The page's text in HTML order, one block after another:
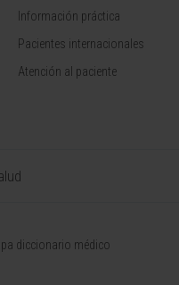
Información práctica
Pacientes internacionales
Atención al paciente
diccionario médico